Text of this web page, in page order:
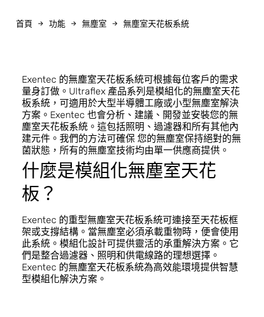
首頁 功能 無塵室 無塵室天花板系統
Exentec 的無塵室天花板系統可根據每位客戶的需求
量身訂做。Ultraflex 產品系列是模組化的無塵室天花
板系統，可適用於大型半導體工廠或小型無塵室解決
方案。Exentec 也會分析、建議、開發並安裝您的無
塵室天花板系統。這包括照明、過濾器和所有其他內
建元件。我們的方法可確保 您的無塵室保持絕對的無
菌狀態，所有的無塵室技術均由單一供應商提供。
什麼是模組化無塵室天花
板？
Exentec 的重型無塵室天花板系統可連接至天花板框
架或支撐結構。當無塵室必須承載重物時，便會使用
此系統。模組化設計可提供靈活的承重解決方案。它
們是整合過濾器、照明和供電線路的理想選擇。
Exentec 的無塵室天花板系統為高效能環境提供智慧
型模組化解決方案。